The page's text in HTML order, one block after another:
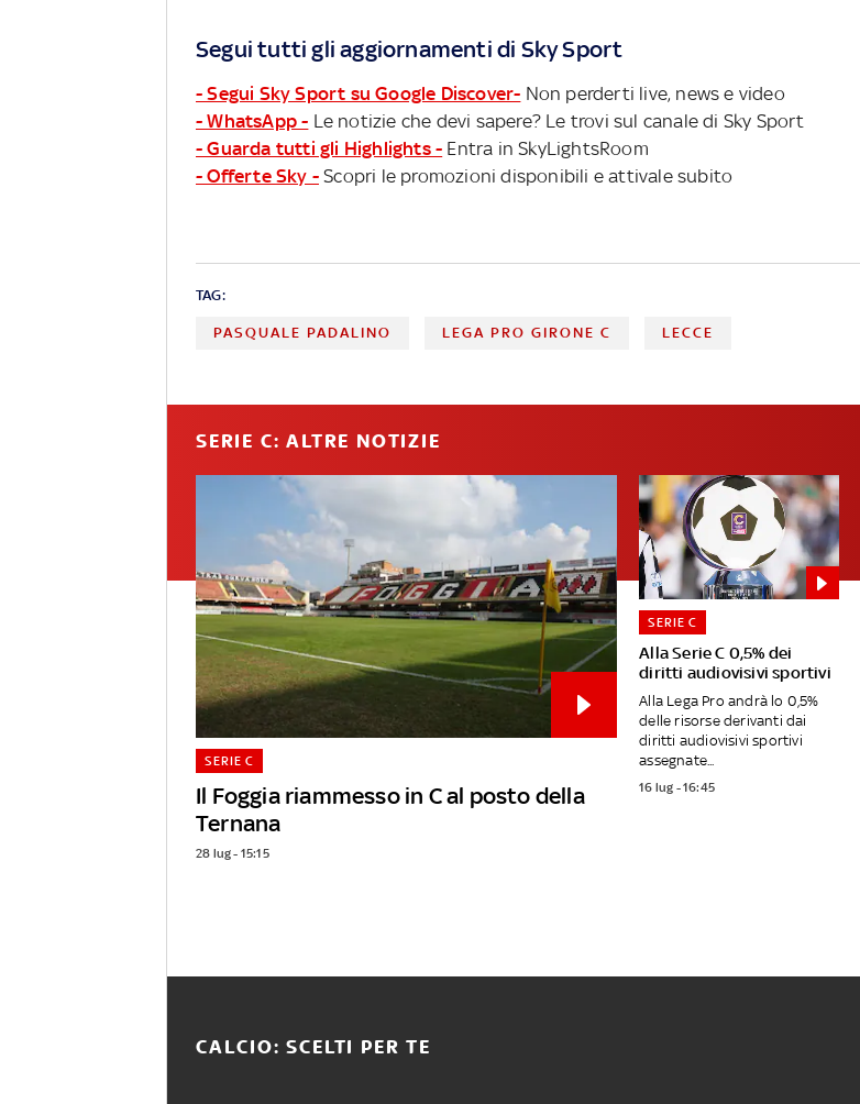
Segui tutti gli aggiornamenti di Sky Sport
- Segui Sky Sport su Google Discover- Non perderti live, news e video
- WhatsApp - Le notizie che devi sapere? Le trovi sul canale di Sky Sport
- Guarda tutti gli Highlights - Entra in SkyLightsRoom
- Offerte Sky - Scopri le promozioni disponibili e attivale subito
TAG:
PASQUALE PADALINO LEGA PRO GIRONE C LECCE
SERIE C: ALTRE NOTIZIE
Il Foggia riammesso in C al posto della
Ternana
SERIE C
28 lug - 15:15
Alla Serie C 0,5% dei
diritti audiovisivi sportivi
SERIE C
Alla Lega Pro andrà lo 0,5%
delle risorse derivanti dai
diritti audiovisivi sportivi
assegnate...
16 lug - 16:45
CALCIO: SCELTI PER TE